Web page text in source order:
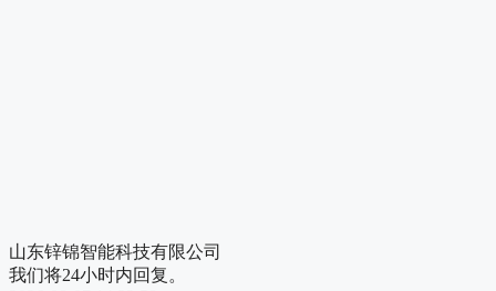
山东锌锦智能科技有限公司
我们将24小时内回复。